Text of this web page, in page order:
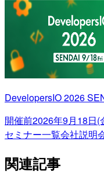
DevelopersIO 2026
開催前2026年9月18日(
セミナー一覧会社説明
関連記事